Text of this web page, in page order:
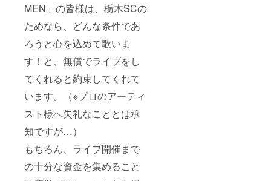
MEN」の皆様は、栃木SCの
ためなら、どんな条件であ
ろうと心を込めて歌いま
す！と、無償でライブをし
てくれると約束してくれて
います。（※プロのアーティ
スト様へ失礼なこととは承
知ですが…）
もちろん、ライブ開催まで
の十分な資金を集めること